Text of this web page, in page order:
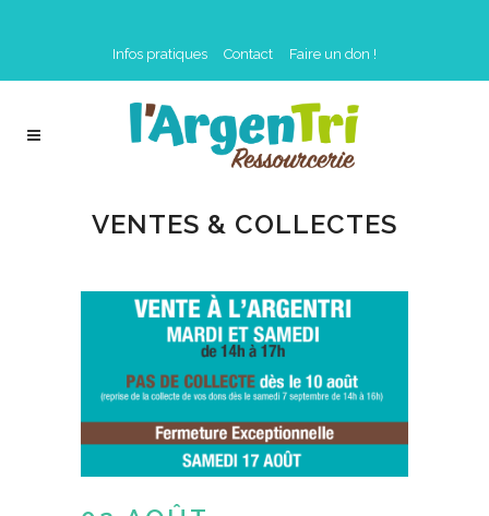
Infos pratiques Contact Faire un don !
VENTES & COLLECTES